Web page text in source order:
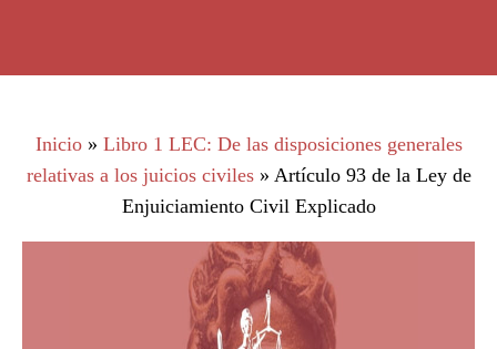
Inicio» Libro 1 LEC: De las disposiciones generales
relativas a los juicios civiles» Artículo 93 de la Ley de
Enjuiciamiento Civil Explicado